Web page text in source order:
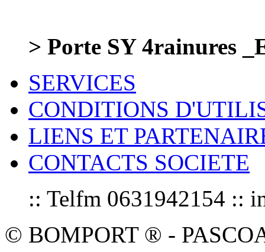
> Porte SY 4rainures
SERVICES
CONDITIONS
LIENS ET
CONTACTS SOCIETE
:: Telfm 0631942154 ::
© BOMPORT ® -